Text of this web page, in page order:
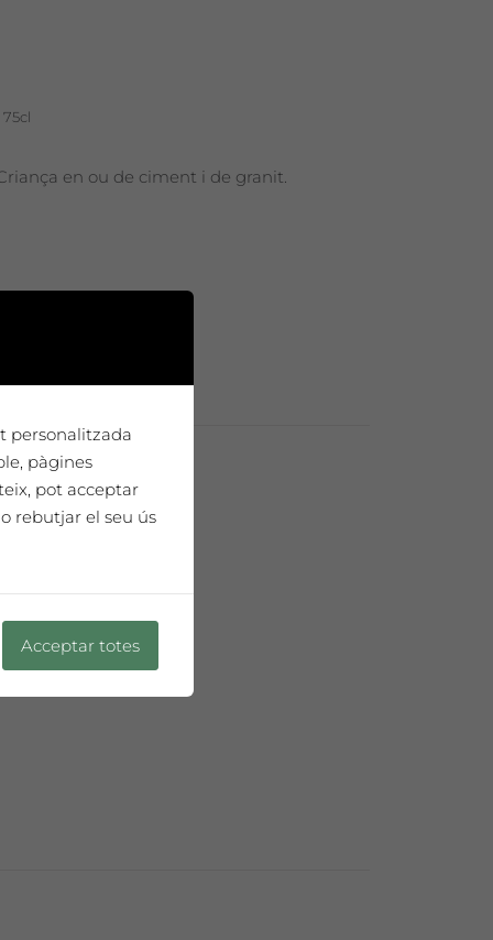
en ou de ciment i de granit.
personalitzada
pàgines
pot acceptar
rebutjar el seu ús
Acceptar totes